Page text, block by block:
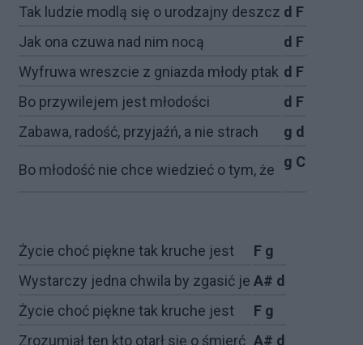
Tak lu­dzie mo­dlą się o uro­dzaj­ny desz­cz d F
Jak ona czu­wa nad nim no­cą
d F
Wy­fru­wa wresz­cie z gniaz­da mło­dy ptak d F
Bo przy­wi­le­jem je­st mło­do­ści
d F
Za­ba­wa, ra­do­ść, przy­ja­źń, a nie stra­ch
g d
Bo mło­do­ść nie chce wie­dzieć o tym, że g C
Ży­cie choć pięk­ne tak kru­che je­st
F g
Wy­star­czy jed­na chwi­la by zga­sić je A# d
Ży­cie choć pięk­ne tak kru­che je­st
F g
Zro­zu­miał ten kto otarł się o śmierć A# d